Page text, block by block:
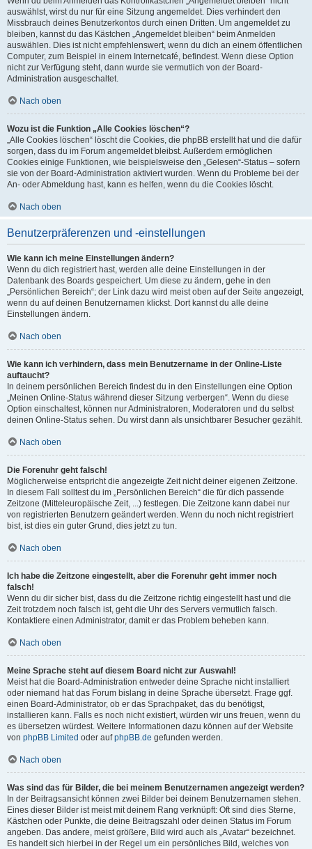
auswählst, wirst du nur für eine Sitzung angemeldet. Dies verhindert den
Missbrauch deines Benutzerkontos durch einen Dritten. Um angemeldet zu
bleiben, kannst du das Kästchen „Angemeldet bleiben“ beim Anmelden
auswählen. Dies ist nicht empfehlenswert, wenn du dich an einem öffentlichen
Computer, zum Beispiel in einem Internetcafé, befindest. Wenn diese Option
nicht zur Verfügung steht, dann wurde sie vermutlich von der Board-
Administration ausgeschaltet.
Nach oben
Wozu ist die Funktion „Alle Cookies löschen“?
„Alle Cookies löschen“ löscht die Cookies, die phpBB erstellt hat und die dafür
sorgen, dass du im Forum angemeldet bleibst. Außerdem ermöglichen
Cookies einige Funktionen, wie beispielsweise den „Gelesen“-Status – sofern
sie von der Board-Administration aktiviert wurden. Wenn du Probleme bei der
An- oder Abmeldung hast, kann es helfen, wenn du die Cookies löscht.
Nach oben
Benutzerpräferenzen und -einstellungen
Wie kann ich meine Einstellungen ändern?
Wenn du dich registriert hast, werden alle deine Einstellungen in der
Datenbank des Boards gespeichert. Um diese zu ändern, gehe in den
„Persönlichen Bereich“; der Link dazu wird meist oben auf der Seite angezeigt,
wenn du auf deinen Benutzernamen klickst. Dort kannst du alle deine
Einstellungen ändern.
Nach oben
Wie kann ich verhindern, dass mein Benutzername in der Online-Liste
auftaucht?
In deinem persönlichen Bereich findest du in den Einstellungen eine Option
„Meinen Online-Status während dieser Sitzung verbergen“. Wenn du diese
Option einschaltest, können nur Administratoren, Moderatoren und du selbst
deinen Online-Status sehen. Du wirst dann als unsichtbarer Besucher gezählt.
Nach oben
Die Forenuhr geht falsch!
Möglicherweise entspricht die angezeigte Zeit nicht deiner eigenen Zeitzone.
In diesem Fall solltest du im „Persönlichen Bereich“ die für dich passende
Zeitzone (Mitteleuropäische Zeit, ...) festlegen. Die Zeitzone kann dabei nur
von registrierten Benutzern geändert werden. Wenn du noch nicht registriert
bist, ist dies ein guter Grund, dies jetzt zu tun.
Nach oben
Ich habe die Zeitzone eingestellt, aber die Forenuhr geht immer noch
falsch!
Wenn du dir sicher bist, dass du die Zeitzone richtig eingestellt hast und die
Zeit trotzdem noch falsch ist, geht die Uhr des Servers vermutlich falsch.
Kontaktiere einen Administrator, damit er das Problem beheben kann.
Nach oben
Meine Sprache steht auf diesem Board nicht zur Auswahl!
Meist hat die Board-Administration entweder deine Sprache nicht installiert
oder niemand hat das Forum bislang in deine Sprache übersetzt. Frage ggf.
einen Board-Administrator, ob er das Sprachpaket, das du benötigst,
installieren kann. Falls es noch nicht existiert, würden wir uns freuen, wenn du
es übersetzen würdest. Weitere Informationen dazu können auf der Website
von phpBB Limited oder aufphpBB.de gefunden werden.
Nach oben
Was sind das für Bilder, die bei meinem Benutzernamen angezeigt werden?
In der Beitragsansicht können zwei Bilder bei deinem Benutzernamen stehen.
Eines dieser Bilder ist meist mit deinem Rang verknüpft: Oft sind dies Sterne,
Kästchen oder Punkte, die deine Beitragszahl oder deinen Status im Forum
angeben. Das andere, meist größere, Bild wird auch als „Avatar“ bezeichnet.
Es handelt sich hierbei in der Regel um ein persönliches Bild, welches von